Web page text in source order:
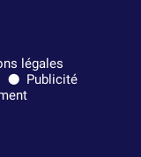
légales
Publicité